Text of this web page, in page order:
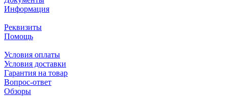
Информация
Реквизиты
Помощь
Условия оплаты
Условия доставки
Гарантия на товар
Вопрос-ответ
Обзоры